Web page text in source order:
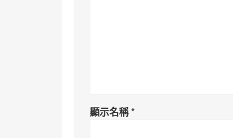
顯示名稱*